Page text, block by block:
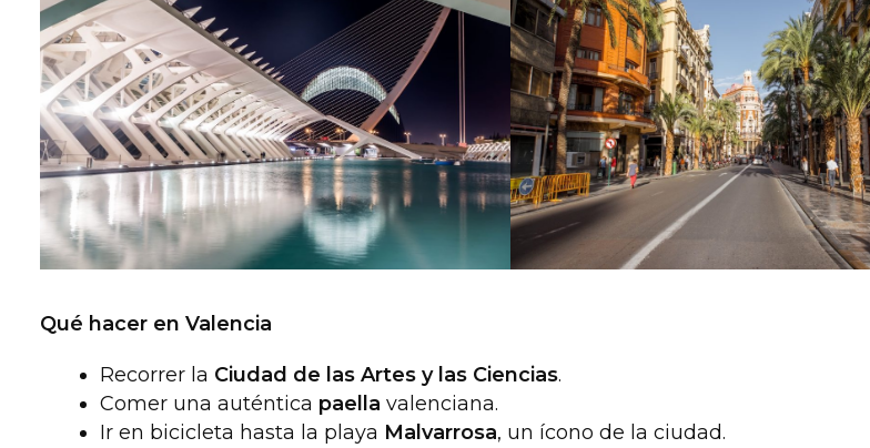
Qué hacer en Valencia
Recorrer la Ciudad de las Artes y las Ciencias.
Comer una auténtica paella valenciana.
Ir en bicicleta hasta la playa Malvarrosa, un ícono de la ciudad.